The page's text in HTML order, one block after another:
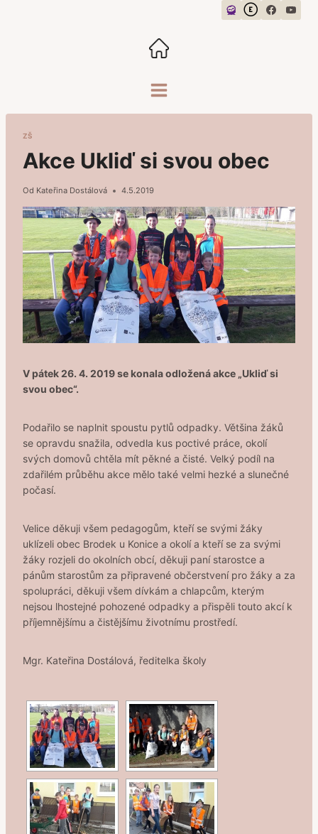
ZŠ
Akce Ukliď si svou obec
Od Kateřina Dostálová 4.5.2019
V pátek 26. 4. 2019 se konala odložená akce „Ukliď si
svou obec“.
Podařilo se naplnit spoustu pytlů odpadky. Většina žáků
se opravdu snažila, odvedla kus poctivé práce, okolí
svých domovů chtěla mít pěkné a čisté. Velký podíl na
zdařilém průběhu akce mělo také velmi hezké a slunečné
počasí.
Velice děkuji všem pedagogům, kteří se svými žáky
uklízeli obec Brodek u Konice a okolí a kteří se za svými
žáky rozjeli do okolních obcí, děkuji paní starostce a
pánům starostům za připravené občerstvení pro žáky a za
spolupráci, děkuji všem dívkám a chlapcům, kterým
nejsou lhostejné pohozené odpadky a přispěli touto akcí k
příjemnějšímu a čistějšímu životnímu prostředí.
Mgr. Kateřina Dostálová, ředitelka školy